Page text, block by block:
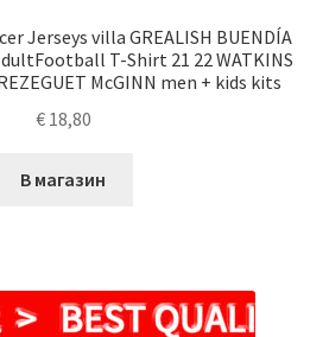
Jerseys villa GREALISH BUENDÍA
T-Shirt 21 22 WATKINS
McGINN men + kids kits
€18,80
В магазин